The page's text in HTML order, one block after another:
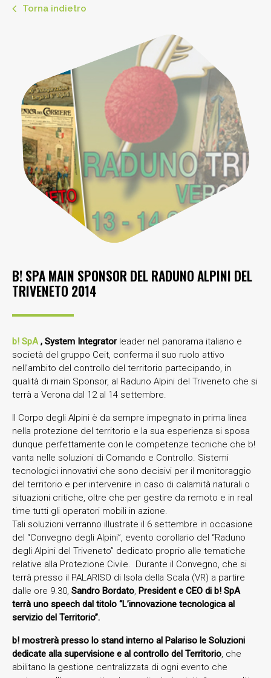
Torna indietro
B! SPA MAIN SPONSOR DEL RADUNO ALPINI DEL
TRIVENETO 2014
b! SpA , System Integratorleader nel panorama italiano e
società del gruppo Ceit, conferma il suo ruolo attivo
nell’ambito del controllo del territorio partecipando, in
qualità di main Sponsor, al Raduno Alpini del Triveneto che si
terrà a Verona dal 12 al 14 settembre.
Il Corpo degli Alpini è da sempre impegnato in prima linea
nella protezione del territorio e la sua esperienza si sposa
dunque perfettamente con le competenze tecniche che b!
vanta nelle soluzioni di Comando e Controllo. Sistemi
tecnologici innovativi che sono decisivi per il monitoraggio
del territorio e per intervenire in caso di calamità naturali o
situazioni critiche, oltre che per gestire da remoto e in real
time tutti gli operatori mobili in azione.
Tali soluzioni verranno illustrate il 6 settembre in occasione
del “Convegno degli Alpini”, evento corollario del “Raduno
degli Alpini del Triveneto” dedicato proprio alle tematiche
relative alla Protezione Civile. Durante il Convegno, che si
terrà presso il PALARISO di Isola della Scala (VR) a partire
dalle ore 9.30, Sandro Bordato, President e CEO di b! SpA
terrà uno speech dal titolo “L’innovazione tecnologica al
servizio del Territorio”.
b! mostrerà presso lo stand interno al Palariso le Soluzioni
dedicate alla supervisione e al controllo del Territorio, che
abilitano la gestione centralizzata di ogni evento che